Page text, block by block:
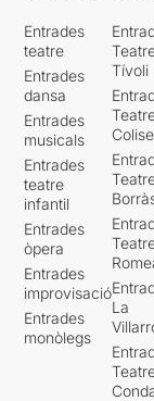
Entrades
teatre
Entrades
dansa
Entrades
musicals
Entrades
teatre
infantil
Entrades
òpera
Entrades
improvisació
Entrades
monòlegs
Tívoli
La